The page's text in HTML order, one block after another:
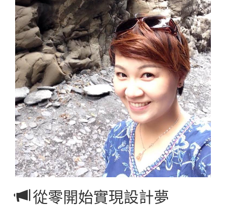
從零開始實現設計夢